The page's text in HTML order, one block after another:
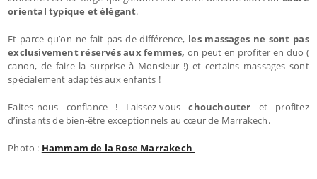
oriental typique et élégant.
Et parce qu’on ne fait pas de différence, les massages ne sont pas
exclusivement réservés aux femmes, on peut en profiter en duo (
canon, de faire la surprise à Monsieur !) et certains massages sont
spécialement adaptés aux enfants !
Faites-nous confiance ! Laissez-vouschouchouter et profitez
d’instants de bien-être exceptionnels au cœur de Marrakech.
Photo : Hammam de la Rose Marrakech